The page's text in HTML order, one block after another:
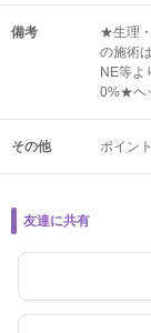
備考
★生理
の施術
NE等
0%★ヘ
その他 ポイン
友達に共有